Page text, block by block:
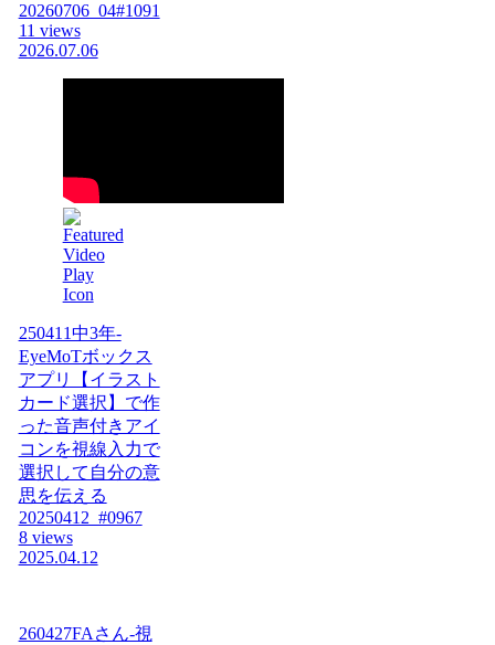
20260706_04#1091
11 views
2026.07.06
250411中3年-
EyeMoTボックス
アプリ【イラスト
カード選択】で作
った音声付きアイ
コンを視線入力で
選択して自分の意
思を伝える
20250412_#0967
8 views
2025.04.12
260427FAさん-視